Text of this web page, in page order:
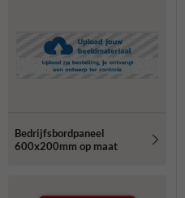
Bedrijfsbordpaneel
600x200mm op maat